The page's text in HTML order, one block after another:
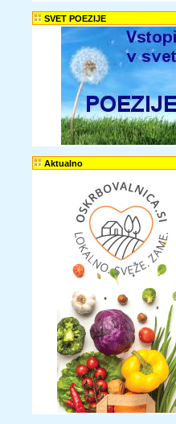
SVET POEZIJE
Aktualno